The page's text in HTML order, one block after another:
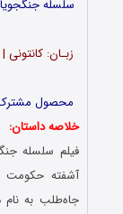
سلسله
محصول مشترک
خلاصه داستان:
آشفته حکومت
جاه‌طلب به